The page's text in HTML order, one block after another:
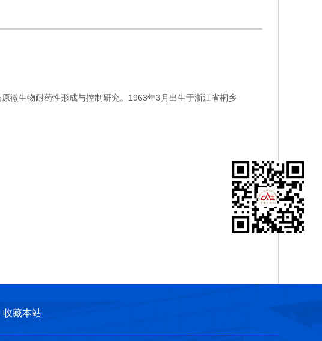
生物耐药性形成与控制研究。1963年3月出生于浙江省桐乡
收藏本站